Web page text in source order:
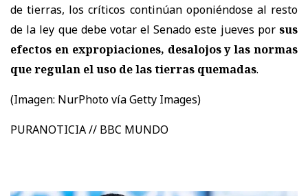
de tierras, los críticos continúan oponiéndose al resto
de la ley que debe votar el Senado este jueves por sus
efectos en expropiaciones, desalojos y las normas
que regulan el uso de las tierras quemadas.
(Imagen: NurPhoto vía Getty Images)
PURANOTICIA // BBC MUNDO